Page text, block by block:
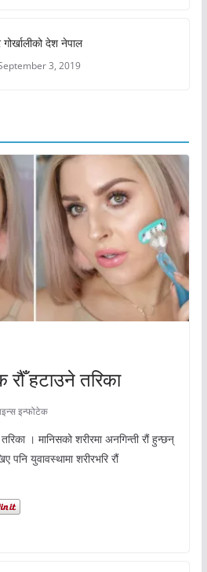
गोर्खालीको देश नेपाल
3, 2019
रौँ हटाउने तरिका
इन्फोटेक
। मानिसको शरीरमा अनगिन्ती रौं हुन्छन्
पनि युवावस्थामा शरीरभरि रौं